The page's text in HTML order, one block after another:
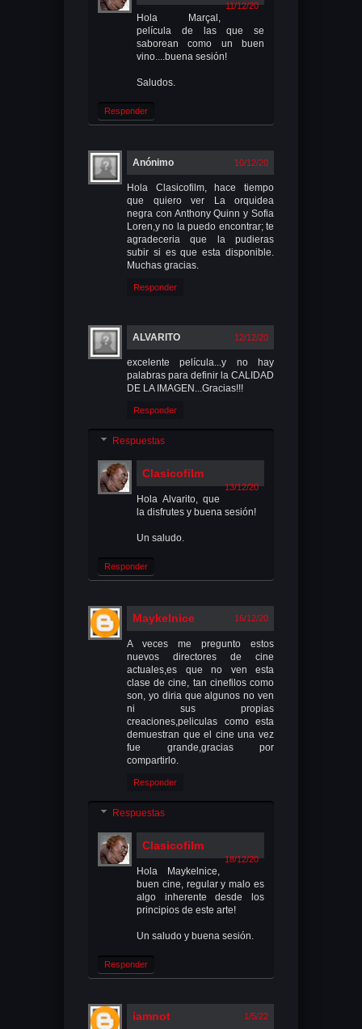
11/12/20
Hola Marçal,
película de las que se
saborean como un buen
vino....buena sesión!
Saludos.
Responder
Anónimo 10/12/20
Hola Clasicofilm, hace tiempo
que quiero ver La orquidea
negra con Anthony Quinn y Sofia
Loren,y no la puedo encontrar; te
agradeceria que la pudieras
subir si es que esta disponible.
Muchas gracias.
Responder
ALVARITO 12/12/20
excelente película...y no hay
palabras para definir la CALIDAD
DE LA IMAGEN...Gracias!!!
Responder
Respuestas
Clasicofilm
13/12/20
Hola Alvarito, que
la disfrutes y buena sesión!
Un saludo.
Responder
Maykelnice 16/12/20
A veces me pregunto estos
nuevos directores de cine
actuales,es que no ven esta
clase de cine, tan cinefilos como
son, yo diria que algunos no ven
ni sus propias
creaciones,peliculas como esta
demuestran que el cine una vez
fue grande,gracias por
compartirlo.
Responder
Respuestas
Clasicofilm
18/12/20
Hola Maykelnice,
buen cine, regular y malo es
algo inherente desde los
principios de este arte!
Un saludo y buena sesión.
Responder
iamnot 1/5/22